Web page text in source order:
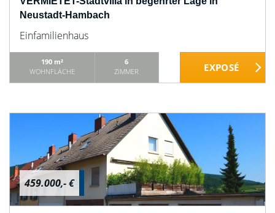
Neustadt-Hambach
Einfamilienhaus
190 m²
WOHNFLÄCHE
6
ZIMMER
459.000,- €